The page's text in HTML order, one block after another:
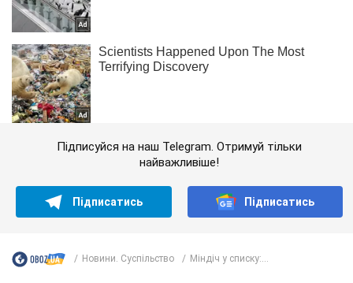
Підписуйся на наш Telegram. Отримуй тільки
найважливіше!
Підписатись Підписатись
Новини. Суспільство Міндіч у списку:...